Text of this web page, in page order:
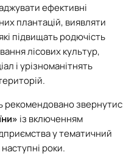
ефективні
плантацій, виявляти
підвищать родючість
лісових культур,
і урізноманітнять
рекомендовано
із включенням
у тематичний
роки.